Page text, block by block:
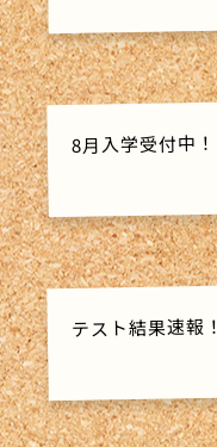
8月入学受付中！
テスト結果速報！